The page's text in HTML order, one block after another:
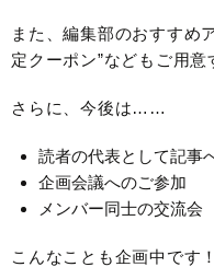
また、編集部のおすすめ
定クーポン”などもご用意
さらに、今後は……
読者の代表として記事
企画会議へのご参加
メンバー同士の交流会
こんなことも企画中です！